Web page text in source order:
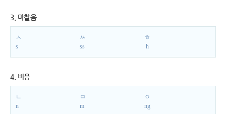
3. 마찰음
ㅅ
s
ㅆ
ss
ㅎ
h
4. 비음
ㄴ
n
ㅁ
m
ㅇ
ng